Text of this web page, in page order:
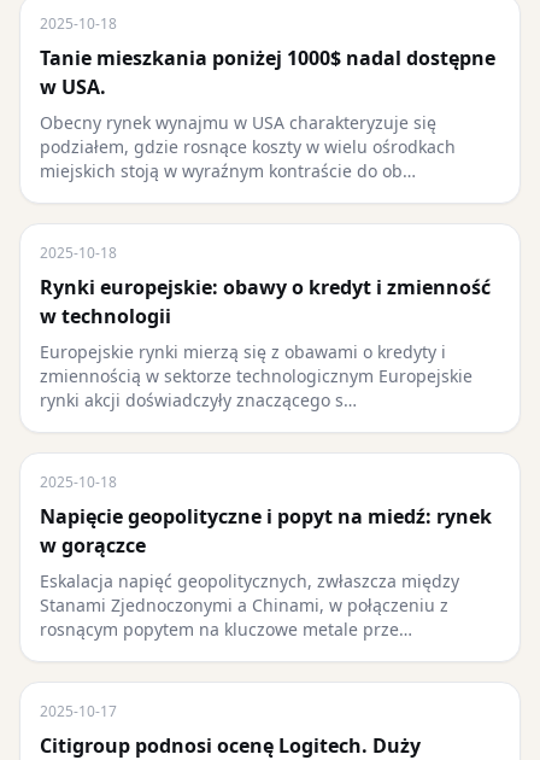
2025-10-18
Tanie mieszkania poniżej 1000$ nadal dostępne
w USA.
Obecny rynek wynajmu w USA charakteryzuje się
podziałem, gdzie rosnące koszty w wielu ośrodkach
miejskich stoją w wyraźnym kontraście do ob…
2025-10-18
Rynki europejskie: obawy o kredyt i zmienność
w technologii
Europejskie rynki mierzą się z obawami o kredyty i
zmiennością w sektorze technologicznym Europejskie
rynki akcji doświadczyły znaczącego s…
2025-10-18
Napięcie geopolityczne i popyt na miedź: rynek
w gorączce
Eskalacja napięć geopolitycznych, zwłaszcza między
Stanami Zjednoczonymi a Chinami, w połączeniu z
rosnącym popytem na kluczowe metale prze…
2025-10-17
Citigroup podnosi ocenę Logitech. Duży